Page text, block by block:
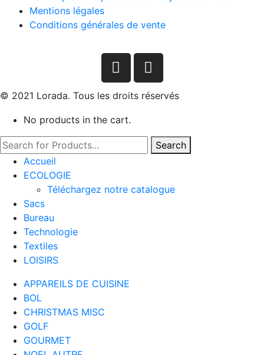
Mentions légales
Conditions générales de vente
© 2021 Lorada. Tous les droits réservés
No products in the cart.
Search
Accueil
ECOLOGIE
Téléchargez notre catalogue
Sacs
Bureau
Technologie
Textiles
LOISIRS
APPAREILS DE CUISINE
BOL
CHRISTMAS MISC
GOLF
GOURMET